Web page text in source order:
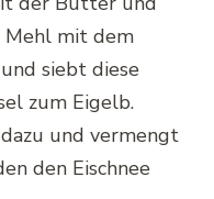
Mehl mit dem
siebt diese
zum Eigelb.
und vermengt
den Eischnee